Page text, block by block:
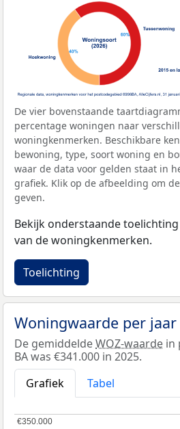
De vier bovenstaande
percentage woningen naar
woningkenmerken. Beschikbare
bewoning, type, soort woning en
waar de data voor gelden staat in
grafiek. Klik op de afbeelding om
geven.
Bekijk onderstaande
van de woningkenmerken.
Toelichting
Woningwaarde per jaar
De gemiddeldeWOZ-waarde in
BA was €341.000 in 2025.
Grafiek
Tabel
€350.000
€350.000